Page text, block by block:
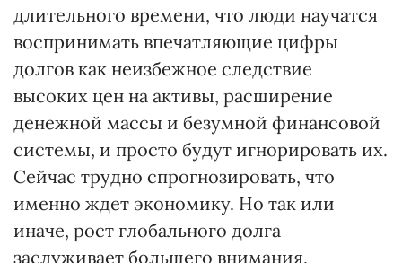
длительного времени, что люди научатся
воспринимать впечатляющие цифры
долгов как неизбежное следствие
высоких цен на активы, расширение
денежной массы и безумной финансовой
системы, и просто будут игнорировать их.
Сейчас трудно спрогнозировать, что
именно ждет экономику. Но так или
иначе, рост глобального долга
заслуживает большего внимания,